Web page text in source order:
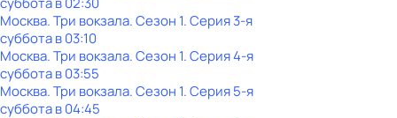
Москва. Три вокзала. Сезон 1. Серия 3-я
субботав03:10
Москва. Три вокзала. Сезон 1. Серия 4-я
субботав03:55
Москва. Три вокзала. Сезон 1. Серия 5-я
субботав04:45